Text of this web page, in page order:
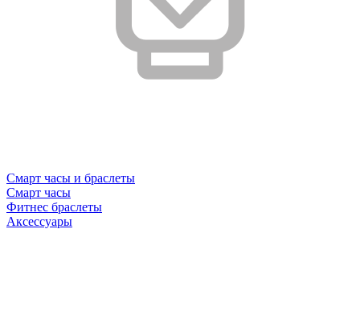
Смарт часы и браслеты
Смарт часы
Фитнес браслеты
Аксессуары